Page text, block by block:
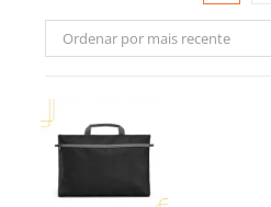
Ordenar por mais recente